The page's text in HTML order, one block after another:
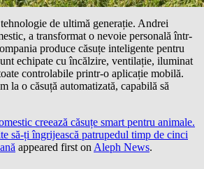
de ultimă generație. Andrei
a transformat o nevoie personală într-
produce căsuțe inteligente pentru
echipate cu încălzire, ventilație, iluminat
controlabile printr-o aplicație mobilă.
la o căsuță automatizată, capabilă să
creează căsuțe smart pentru animale.
să-ți îngrijească patrupedul timp de cinci
appeared first onAleph News.